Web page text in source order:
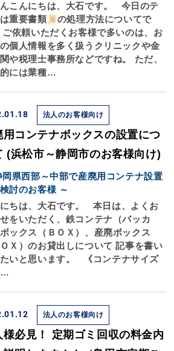
こんにちは、大石です。 今日のテ
重要書類
の処理方法についてで
ご依頼いただくお客様で多いのは、お
個人情報を多く扱うクリニックや金
や税理士事務所などですね。 ただ、
には業種…
法人のお客様向け
用コンテナボックスの設置につ
(浜松市～静岡市のお客様向け)
岡県西部～中部で産廃用コンテナ設置
討のお客様 ～
ちは、大石です。 本日は、よくお
をいただく、鉄コンテナ（バッカ
ックス（ＢＯＸ）、産廃ボックス
ＯＸ）のお貸出しについて 記事を書い
いと思います。 《コンテナサイズ
…
法人のお客様向け
様必見！ 定期ゴミ回収の料金内